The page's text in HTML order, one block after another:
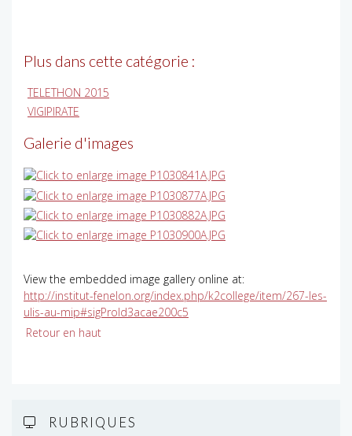
Plus dans cette catégorie :
TELETHON 2015
VIGIPIRATE
Galerie d'images
View the embedded image gallery online at:
http://institut-fenelon.org/index.php/k2college/item/267-les-
ulis-au-mip#sigProId3acae200c5
Retour en haut
RUBRIQUES